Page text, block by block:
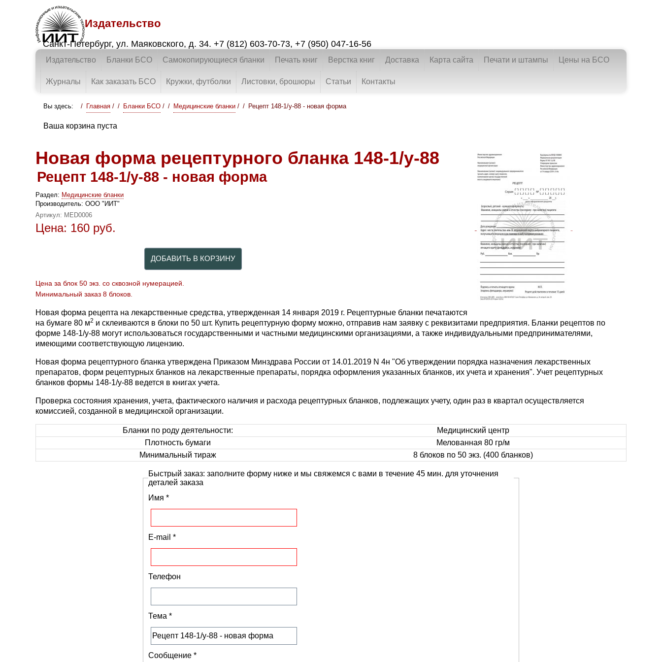
Издательство
Санкт-Петербург, ул. Маяковского, д. 34. +7 (812) 603-70-73, +7 (950) 047-16-56
Издательство Бланки БСО Самокопирующиеся бланки Печать книг Верстка книг Доставка Карта сайта Печати и штампы Цены на БСО
Журналы Как заказать БСО Кружки, футболки Листовки, брошюры Статьи Контакты
Вы здесь: Главная / Бланки БСО / Медицинские бланки / Рецепт 148-1/у-88 - новая форма
Ваша корзина пуста
Новая форма рецептурного бланка 148-1/у-88
Рецепт 148-1/у-88 - новая форма
Раздел: Медицинские бланки
Производитель: ООО "ИИТ"
Артикул: MED0006
Цена: 160 руб.
Цена за блок 50 экз. со сквозной нумерацией.
Минимальный заказ 8 блоков.
Новая форма рецепта на лекарственные средства, утвержденная 14 января 2019 г. Рецептурные бланки печатаются
на бумаге 80 м2 и склеиваются в блоки по 50 шт. Купить рецептурную форму можно, отправив нам заявку с реквизитами предприятия. Бланки рецептов по
форме 148-1/у-88 могут использоваться государственными и частными медицинскими организациями, а также индивидуальными предпринимателями,
имеющими соответствующую лицензию.
Новая форма рецептурного бланка утверждена Приказом Минздрава России от 14.01.2019 N 4н "Об утверждении порядка назначения лекарственных
препаратов, форм рецептурных бланков на лекарственные препараты, порядка оформления указанных бланков, их учета и хранения". Учет рецептурных
бланков формы 148-1/у-88 ведется в книгах учета.
Проверка состояния хранения, учета, фактического наличия и расхода рецептурных бланков, подлежащих учету, один раз в квартал осуществляется
комиссией, созданной в медицинской организации.
Бланки по роду деятельности:
Медицинский центр
Плотность бумаги
Мелованная 80 гр/м
Минимальный тираж
8 блоков по 50 экз. (400 бланков)
Быстрый заказ: заполните форму ниже и мы свяжемся с вами в течение 45 мин. для уточнения
деталей заказа
Имя *
E-mail *
Телефон
Тема *
Сообщение *